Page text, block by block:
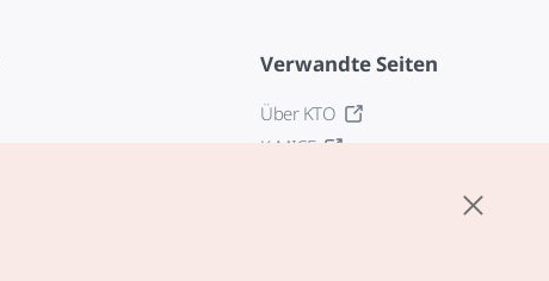
Verwandte Seiten
Über KTO
K-MICE